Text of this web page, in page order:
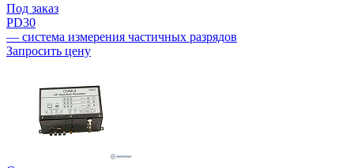
Под заказ
PD30
— система измерения частичных разрядов
Запросить цену